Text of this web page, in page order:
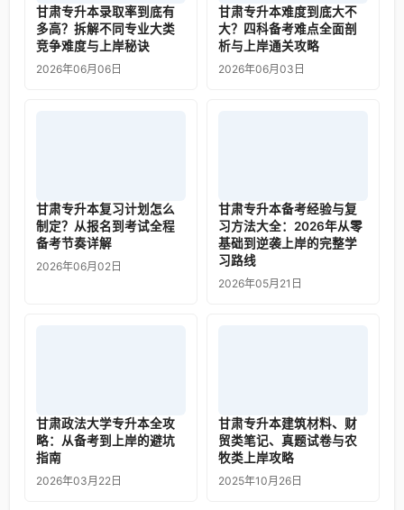
甘肃专升本录取率到底有
多高？拆解不同专业大类
竞争难度与上岸秘诀
2026年06月06日
甘肃专升本难度到底大不
大？四科备考难点全面剖
析与上岸通关攻略
2026年06月03日
甘肃专升本复习计划怎么
制定？从报名到考试全程
备考节奏详解
2026年06月02日
甘肃专升本备考经验与复
习方法大全：2026年从零
基础到逆袭上岸的完整学
习路线
2026年05月21日
甘肃政法大学专升本全攻
略：从备考到上岸的避坑
指南
2026年03月22日
甘肃专升本建筑材料、财
贸类笔记、真题试卷与农
牧类上岸攻略
2025年10月26日